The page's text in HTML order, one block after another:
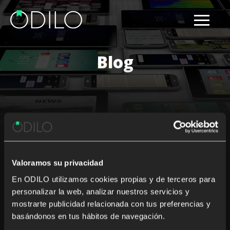
Valoramos su privacidad
En ODILO utilizamos cookies propias y de terceros para
personalizar la web, analizar nuestros servicios y
mostrarte publicidad relacionada con tus preferencias y
basándonos en tus hábitos de navegación.
Blog
Nothing Found
It seems we can’t find what you’re looking for. Perhaps
searching can help.